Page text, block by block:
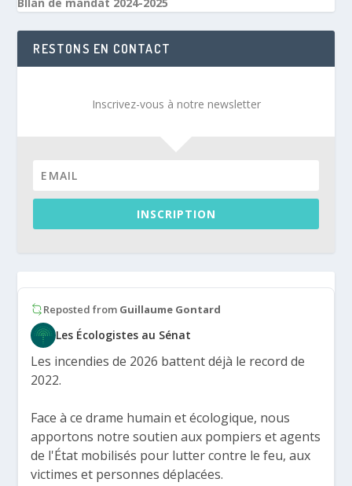
RESTONS EN CONTACT
Inscrivez-vous à notre newsletter
INSCRIPTION
Reposted from Guillaume Gontard
Les Écologistes au Sénat
Les incendies de 2026 battent déjà le record de
2022.
Face à ce drame humain et écologique, nous
apportons notre soutien aux pompiers et agents
de l'État mobilisés pour lutter contre le feu, aux
victimes et personnes déplacées.